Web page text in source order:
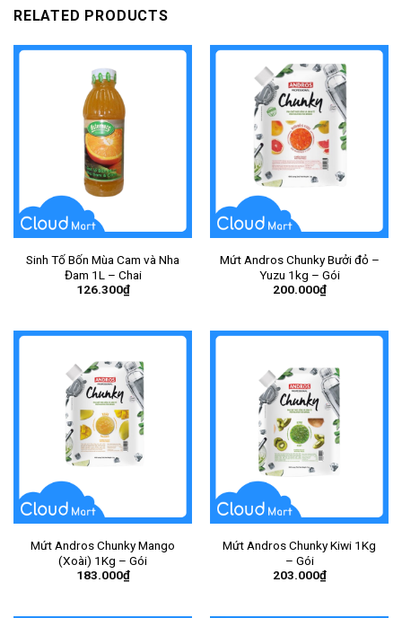
RELATED PRODUCTS
Sinh Tố Bốn Mùa Cam và Nha
Đam 1L – Chai
126.300₫
Mứt Andros Chunky Bưởi đỏ –
Yuzu 1kg – Gói
200.000₫
Mứt Andros Chunky Mango
(Xoài) 1Kg – Gói
183.000₫
Mứt Andros Chunky Kiwi 1Kg
– Gói
203.000₫